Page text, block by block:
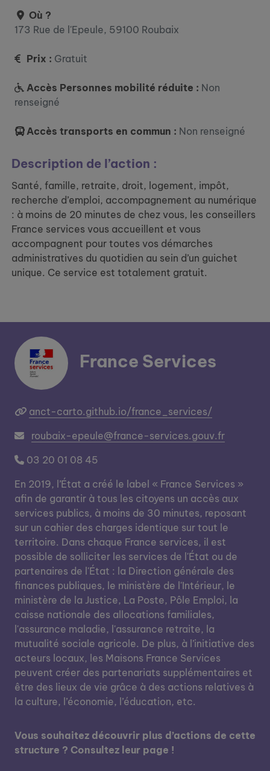
Où ?
173 Rue de l'Epeule, 59100 Roubaix
Prix : Gratuit
Accès Personnes mobilité réduite : Non
renseigné
Accès transports en commun : Non renseigné
Description de l’action :
Santé, famille, retraite, droit, logement, impôt,
recherche d’emploi, accompagnement au numérique
: à moins de 20 minutes de chez vous, les conseillers
France services vous accueillent et vous
accompagnent pour toutes vos démarches
administratives du quotidien au sein d’un guichet
unique. Ce service est totalement gratuit.
France Services
anct-carto.github.io/france_services/
roubaix-epeule@france-services.gouv.fr
03 20 01 08 45
En 2019, l’État a créé le label « France Services »
afin de garantir à tous les citoyens un accès aux
services publics, à moins de 30 minutes, reposant
sur un cahier des charges identique sur tout le
territoire. Dans chaque France services, il est
possible de solliciter les services de l'État ou de
partenaires de l'État : la Direction générale des
finances publiques, le ministère de l'Intérieur, le
ministère de la Justice, La Poste, Pôle Emploi, la
caisse nationale des allocations familiales,
l'assurance maladie, l'assurance retraite, la
mutualité sociale agricole. De plus, à l’initiative des
acteurs locaux, les Maisons France Services
peuvent créer des partenariats supplémentaires et
être des lieux de vie grâce à des actions relatives à
la culture, l’économie, l’éducation, etc.
Vous souhaitez découvrir plus d’actions de cette
structure ? Consultez leur page !